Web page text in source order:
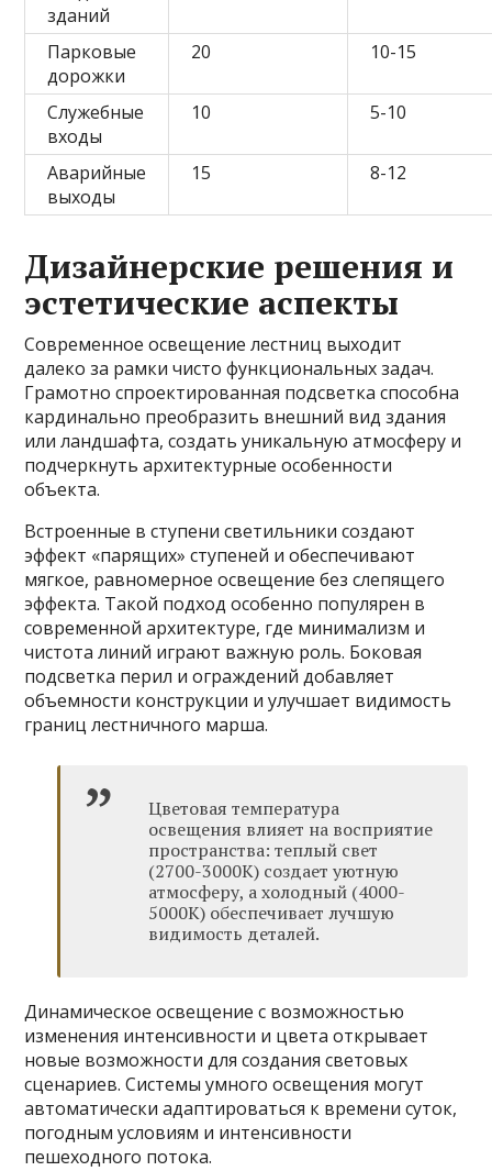
зданий
Парковые
дорожки
20 10-15
Служебные
входы
10 5-10
Аварийные
выходы
15 8-12
Дизайнерские решения и
эстетические аспекты
Современное освещение лестниц выходит
далеко за рамки чисто функциональных задач.
Грамотно спроектированная подсветка способна
кардинально преобразить внешний вид здания
или ландшафта, создать уникальную атмосферу и
подчеркнуть архитектурные особенности
объекта.
Встроенные в ступени светильники создают
эффект «парящих» ступеней и обеспечивают
мягкое, равномерное освещение без слепящего
эффекта. Такой подход особенно популярен в
современной архитектуре, где минимализм и
чистота линий играют важную роль. Боковая
подсветка перил и ограждений добавляет
объемности конструкции и улучшает видимость
границ лестничного марша.
Цветовая температура
освещения влияет на восприятие
пространства: теплый свет
(2700-3000К) создает уютную
атмосферу, а холодный (4000-
5000К) обеспечивает лучшую
видимость деталей.
Динамическое освещение с возможностью
изменения интенсивности и цвета открывает
новые возможности для создания световых
сценариев. Системы умного освещения могут
автоматически адаптироваться к времени суток,
погодным условиям и интенсивности
пешеходного потока.